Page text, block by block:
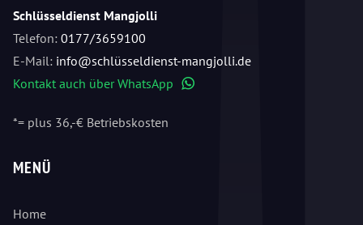
Schlüsseldienst Mangjolli
Telefon: 0177/3659100
E-Mail: info@schlüsseldienst-mangjolli.de
Kontakt auch über WhatsApp
*= plus 36,-€ Betriebskosten
MENÜ
Home